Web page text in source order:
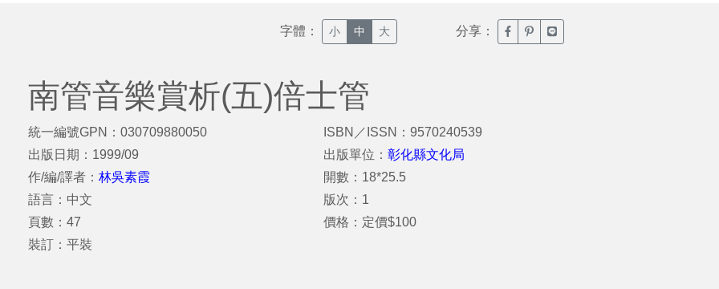
字體： 小 中 大 分享： 臉書分享(另開新視窗)
噗浪分享(另開新視窗)
Line分享(另開新視窗)
南管音樂賞析(五)倍士管
統一編號GPN：030709880050
出版日期：1999/09
作/編/譯者： 林吳素霞
語言：中文
頁數：47
裝訂：平裝
ISBN／ISSN：9570240539
出版單位：彰化縣文化局
開數：18*25.5
版次：1
價格：定價$100